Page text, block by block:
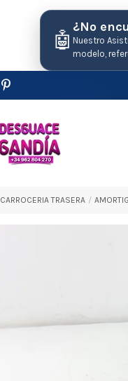
🤖
¿No
Nuestro
modelo,
CARROCERIA TRASERA